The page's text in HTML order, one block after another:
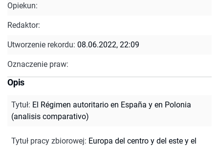
Opiekun:
Redaktor:
Utworzenie rekordu: 08.06.2022, 22:09
Oznaczenie praw:
Opis
Tytuł: El Régimen autoritario en España y en Polonia
(analisis comparativo)
Tytuł pracy zbiorowej: Europa del centro y del este y el